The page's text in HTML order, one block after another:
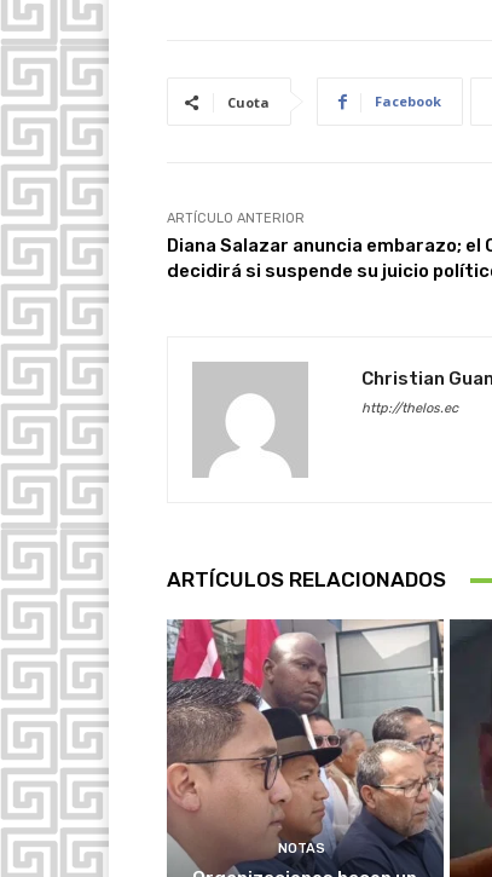
Cuota Facebook
ARTÍCULO ANTERIOR
Diana Salazar anuncia embarazo; el
decidirá si suspende su juicio
Christian
http://thelos.ec
ARTÍCULOS RELACIONADOS
NOTAS